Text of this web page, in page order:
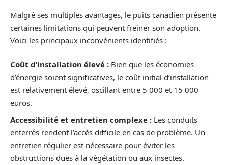
Malgré ses multiples avantages, le puits canadien présente
certaines limitations qui peuvent freiner son adoption.
Voici les principaux inconvénients identifiés :
Coût d’installation élevé : Bien que les économies
d’énergie soient significatives, le coût initial d’installation
est relativement élevé, oscillant entre 5 000 et 15 000
euros.
Accessibilité et entretien complexe : Les conduits
enterrés rendent l’accès difficile en cas de problème. Un
entretien régulier est nécessaire pour éviter les
obstructions dues à la végétation ou aux insectes.